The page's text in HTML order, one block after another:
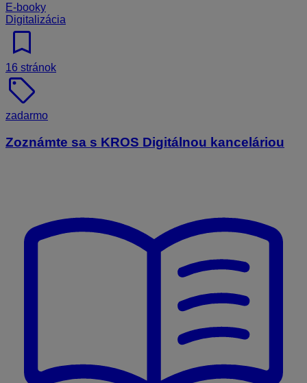
E-booky
Digitalizácia
bookmark
16 stránok
sell
zadarmo
Zoznámte sa s KROS Digitálnou kanceláriou